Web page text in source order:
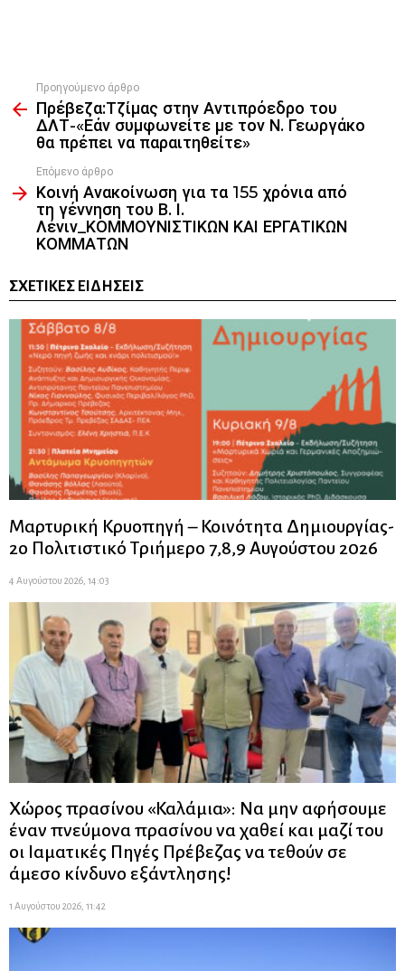
more
Προηγούμενο άρθρο
Πρέβεζα:Τζίμας στην Αντιπρόεδρο του
ΔΛΤ-«Εάν συμφωνείτε με τον Ν. Γεωργάκο
θα πρέπει να παραιτηθείτε»
Επόμενο άρθρο
Κοινή Ανακοίνωση για τα 155 χρόνια από
τη γέννηση του Β. Ι.
Λένιν_ΚΟΜΜΟΥΝΙΣΤΙΚΩΝ ΚΑΙ ΕΡΓΑΤΙΚΩΝ
ΚΟΜΜΑΤΩΝ
ΣΧΕΤΙΚΈΣ ΕΙΔΉΣΕΙΣ
Μαρτυρική Κρυοπηγή – Κοινότητα Δημιουργίας-
2ο Πολιτιστικό Τριήμερο 7,8,9 Αυγούστου 2026
4 Αυγούστου 2026, 14:03
Χώρος πρασίνου «Καλάμια»: Να μην αφήσουμε
έναν πνεύμονα πρασίνου να χαθεί και μαζί του
οι Ιαματικές Πηγές Πρέβεζας να τεθούν σε
άμεσο κίνδυνο εξάντλησης!
1 Αυγούστου 2026, 11:42